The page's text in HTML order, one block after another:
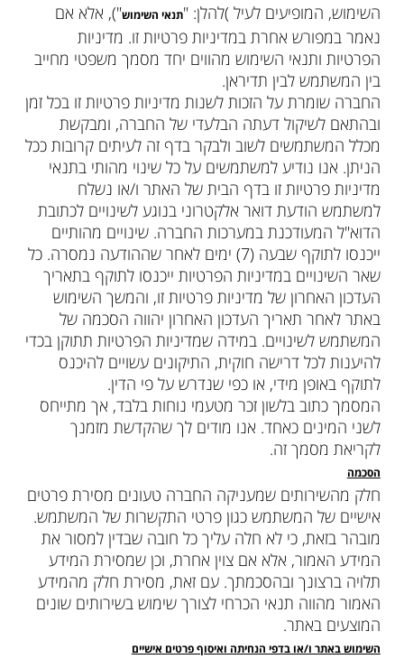
השימוש, המופיעים לעיל )להלן: "תנאי השימוש"), אלא אם
נאמר במפורש אחרת במדיניות פרטיות זו. מדיניות
הפרטיות ותנאי השימוש מהווים יחד מסמך משפטי מחייב
בין המשתמש לבין תדיראן.
החברה שומרת על הזכות לשנות מדיניות פרטיות זו בכל זמן
ובהתאם לשיקול דעתה הבלעדי של החברה, ומבקשת
מכלל המשתמשים לשוב ולבקר בדף זה לעיתים קרובות ככל
הניתן. אנו נודיע למשתמשים על כל שינוי מהותי בתנאי
מדיניות פרטיות זו בדף הבית של האתר ו/או נשלח
למשתמש הודעת דואר אלקטרוני בנוגע לשינויים לכתובת
הדוא"ל המעודכנת במערכות החברה. שינויים מהותיים
ייכנסו לתוקף שבעה (7) ימים לאחר שההודעה נמסרה. כל
שאר השינויים במדיניות הפרטיות ייכנסו לתוקף בתאריך
העדכון האחרון של מדיניות פרטיות זו, והמשך השימוש
באתר לאחר תאריך העדכון האחרון יהווה הסכמה של
המשתמש לשינויים. במידה שמדיניות הפרטיות תתוקן בכדי
להיענות לכל דרישה חוקית, התיקונים עשויים להיכנס
לתוקף באופן מידי, או כפי שנדרש על פי הדין.
המסמך כתוב בלשון זכר מטעמי נוחות בלבד, אך מתייחס
לשני המינים כאחד. אנו מודים לך שהקדשת מזמנך
לקריאת מסמך זה.
הסכמה
חלק מהשירותים שמעניקה החברה טעונים מסירת פרטים
אישיים של המשתמש כגון פרטי התקשרות של המשתמש.
מובהר בזאת, כי לא חלה עליך כל חובה שבדין למסור את
המידע האמור, אלא אם צוין אחרת, וכן שמסירת המידע
תלויה ברצונך ובהסכמתך. עם זאת, מסירת חלק מהמידע
האמור מהווה תנאי הכרחי לצורך שימוש בשירותים שונים
המוצעים באתר.
השימוש באתר ו/או בדפי הנחיתה ואיסוף פרטים אישיים